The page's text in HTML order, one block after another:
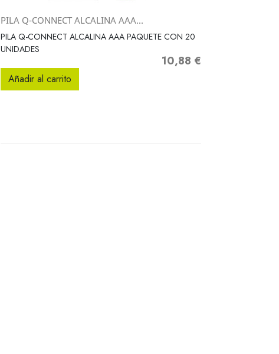
 Vista rápida
PILA Q-CONNECT ALCALINA AAA...
PILA Q-CONNECT ALCALINA AAA PAQUETE CON 20
UNIDADES
Precio
10,88 €
Añadir al carrito